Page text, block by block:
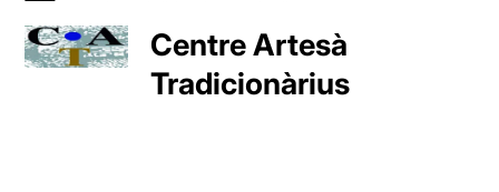
Centre Artesà
Tradicionàrius